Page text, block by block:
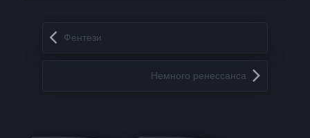
Запись навигация
Фентези
Немного ренессанса